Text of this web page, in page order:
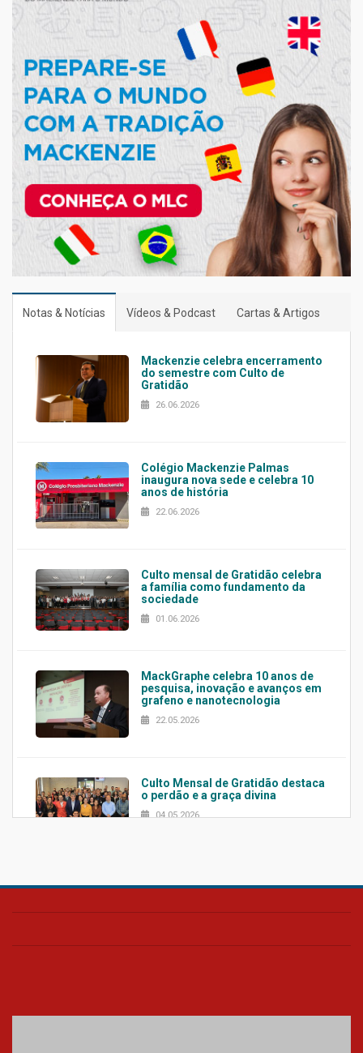
Notas & Notícias Vídeos & Podcast Cartas & Artigos
Mackenzie celebra encerramento
do semestre com Culto de
Gratidão
26.06.2026
Colégio Mackenzie Palmas
inaugura nova sede e celebra 10
anos de história
22.06.2026
Culto mensal de Gratidão celebra
a família como fundamento da
sociedade
01.06.2026
MackGraphe celebra 10 anos de
pesquisa, inovação e avanços em
grafeno e nanotecnologia
22.05.2026
Culto Mensal de Gratidão destaca
o perdão e a graça divina
04.05.2026
Confira como foi o culto mensal